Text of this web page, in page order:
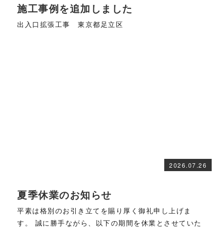
施工事例を追加しました
出入口拡張工事 東京都足立区
2026.07.26
夏季休業のお知らせ
平素は格別のお引き立てを賜り厚く御礼申し上げま
す。 誠に勝手ながら、以下の期間を休業とさせていた